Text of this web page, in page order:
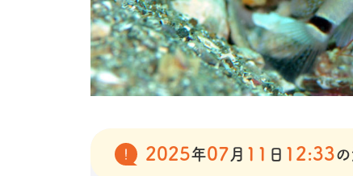
2025年07 月 11 日 12:33